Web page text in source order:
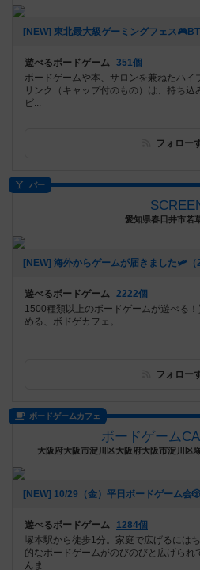
遊べるボードゲーム 351個
ボードゲームや本、サロンを兼ねたハイ
リンク（キャップ付のもの）は、持ち込
ビ...
フォロー
バー
愛知県春日井市若
[NEW] 海外からゲームが届きました🛩（
遊べるボードゲーム 2222個
1500種類以上のボードゲームが遊べる
める、ボドゲカフェ。
フォロー
ボードゲームカフェ
ボードゲーム
大阪府大阪市淀川区大阪府大阪市淀川区
遊べるボードゲーム
1284個
塚本駅から徒歩1分。家庭で広げるには
的なボードゲームがのびのびと広げられ
んま...